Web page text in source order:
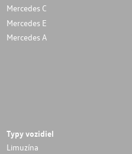
Mercedes C
Mercedes E
Mercedes A
Typy vozidiel
Limuzína